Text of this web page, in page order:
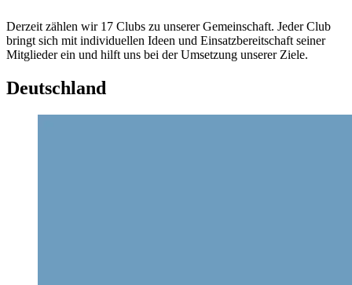
Derzeit zählen wir 17 Clubs zu unserer Gemeinschaft. Jeder Club
bringt sich mit individuellen Ideen und Einsatzbereitschaft seiner
Mitglieder ein und hilft uns bei der Umsetzung unserer Ziele.
Deutschland